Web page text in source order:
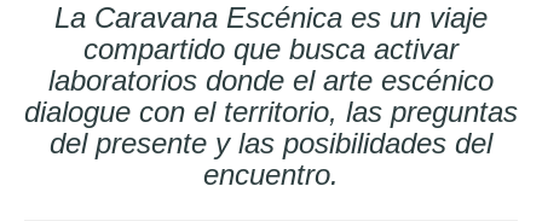
La Caravana Escénica es un viaje
compartido que busca activar
laboratorios donde el arte escénico
dialogue con el territorio, las preguntas
del presente y las posibilidades del
encuentro.